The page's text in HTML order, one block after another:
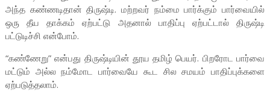
அந்த கண்ணடிதான் திருஷ்டி. மற்றவர் நம்மை பார்க்கும் பார்வையில்
ஒரு தீய தாக்கம் ஏற்பட்டு அதனால் பாதிப்பு ஏற்பட்டால் திருஷ்டி
பட்டுடிச்சி என்போம்.
“கண்ணேறு” என்பது திருஷ்டியின் தூய தமிழ் பெயர். பிறரோட பார்வை
மட்டும் அல்ல நம்மோட பார்வையே கூட சில சமயம் பாதிப்புக்களை
ஏற்படுத்தலாம்.